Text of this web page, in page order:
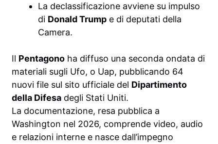
La declassificazione avviene su impulso
di Donald Trump e di deputati della
Camera.
Il Pentagono ha diffuso una seconda ondata di
materiali sugli Ufo, o Uap, pubblicando 64
nuovi file sul sito ufficiale del Dipartimento
della Difesa degli Stati Uniti.
La documentazione, resa pubblica a
Washington nel 2026, comprende video, audio
e relazioni interne e nasce dall’impegno